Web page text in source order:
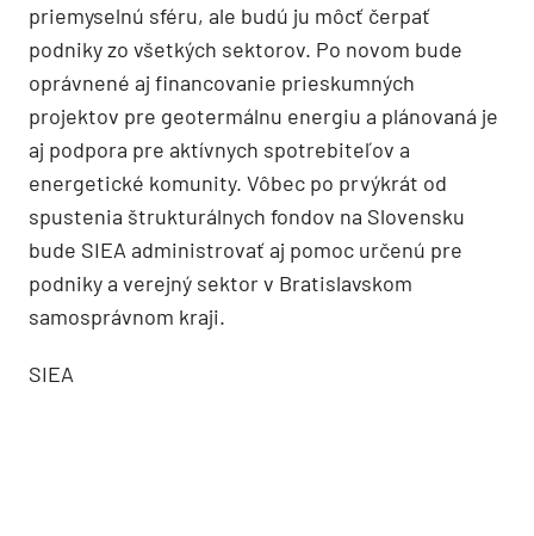
priemyselnú sféru, ale budú ju môcť čerpať
podniky zo všetkých sektorov. Po novom bude
oprávnené aj financovanie prieskumných
projektov pre geotermálnu energiu a plánovaná je
aj podpora pre aktívnych spotrebiteľov a
energetické komunity. Vôbec po prvýkrát od
spustenia štrukturálnych fondov na Slovensku
bude SIEA administrovať aj pomoc určenú pre
podniky a verejný sektor v Bratislavskom
samosprávnom kraji.
SIEA